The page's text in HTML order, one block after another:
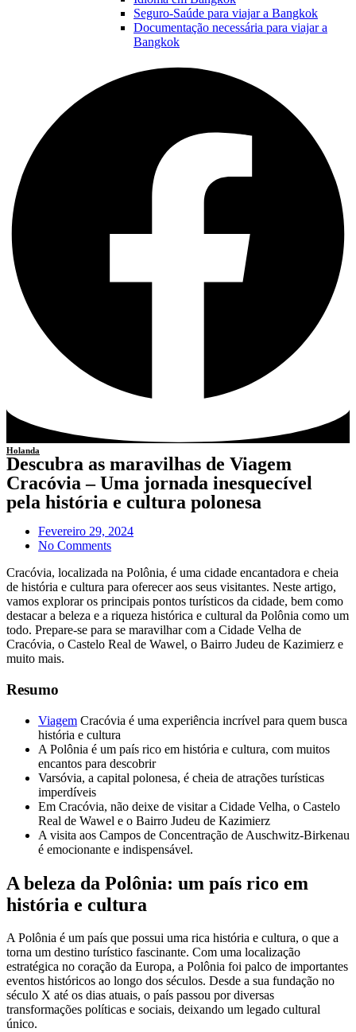
Seguro-Saúde para viajar a Bangkok
Documentação necessária para viajar a
Bangkok
Holanda
Descubra as maravilhas de Viagem
Cracóvia – Uma jornada inesquecível
pela história e cultura polonesa
Fevereiro 29, 2024
No Comments
Cracóvia, localizada na Polônia, é uma cidade encantadora e cheia
de história e cultura para oferecer aos seus visitantes. Neste artigo,
vamos explorar os principais pontos turísticos da cidade, bem como
destacar a beleza e a riqueza histórica e cultural da Polônia como um
todo. Prepare-se para se maravilhar com a Cidade Velha de
Cracóvia, o Castelo Real de Wawel, o Bairro Judeu de Kazimierz e
muito mais.
Resumo
Viagem Cracóvia é uma experiência incrível para quem busca
história e cultura
A Polônia é um país rico em história e cultura, com muitos
encantos para descobrir
Varsóvia, a capital polonesa, é cheia de atrações turísticas
imperdíveis
Em Cracóvia, não deixe de visitar a Cidade Velha, o Castelo
Real de Wawel e o Bairro Judeu de Kazimierz
A visita aos Campos de Concentração de Auschwitz-Birkenau
é emocionante e indispensável.
A beleza da Polônia: um país rico em
história e cultura
A Polônia é um país que possui uma rica história e cultura, o que a
torna um destino turístico fascinante. Com uma localização
estratégica no coração da Europa, a Polônia foi palco de importantes
eventos históricos ao longo dos séculos. Desde a sua fundação no
século X até os dias atuais, o país passou por diversas
transformações políticas e sociais, deixando um legado cultural
único.